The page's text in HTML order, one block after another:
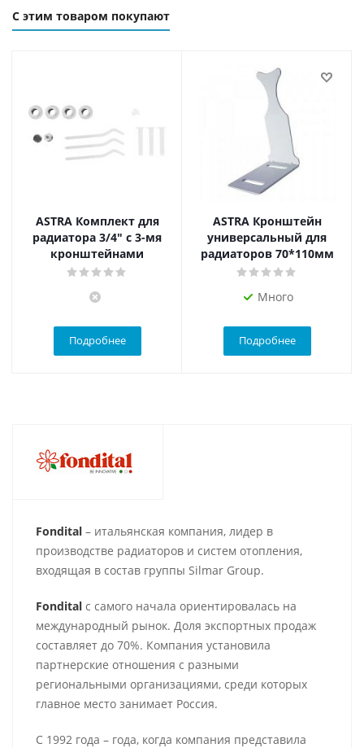
С этим товаром покупают
ASTRA Комплект для
радиатора 3/4" с 3-мя
кронштейнами
Подробнее
ASTRA Кронштейн
универсальный для
радиаторов 70*110мм
Много
Подробнее
Fondital – итальянская компания, лидер в
производстве радиаторов и систем отопления,
входящая в состав группы Silmar Group.
Fondital с самого начала ориентировалась на
международный рынок. Доля экспортных продаж
составляет до 70%. Компания установила
партнерские отношения с разными
региональными организациями, среди которых
главное место занимает Россия.
С 1992 года – года, когда компания представила